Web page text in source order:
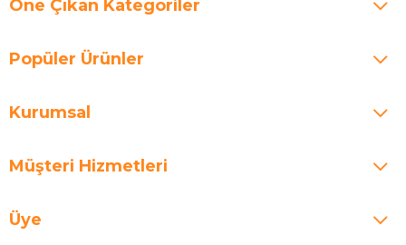
Öne Çıkan Kategoriler
Popüler Ürünler
Kurumsal
Müşteri Hizmetleri
Üye